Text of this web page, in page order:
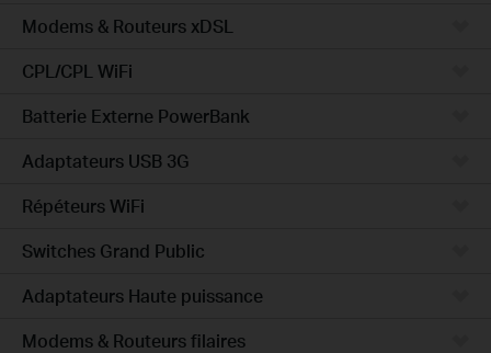
Modems & Routeurs xDSL
CPL/CPL WiFi
Batterie Externe PowerBank
Adaptateurs USB 3G
Répéteurs WiFi
Switches Grand Public
Adaptateurs Haute puissance
Modems & Routeurs filaires